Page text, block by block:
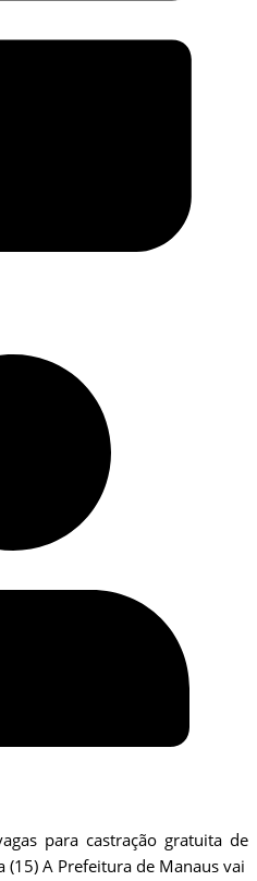
para castração gratuita de
(15) A Prefeitura de Manaus vai